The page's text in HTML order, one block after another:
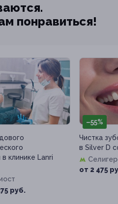
понравиться!
клинике Lanri
руб.
–55%
Чистка
в Silver D
от 2 475